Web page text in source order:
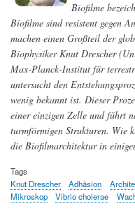
Biofilme
Biofilme sind resistent gegen
machen einen Großteil der
Biophysiker Knut Drescher
Max-Planck-Institut für
untersucht den
wenig bekannt ist. Dieser
einer einzigen Zelle und führt
turmförmigen Strukturen. Wie
die Biofilmarchitektur in
Tags
Knut Drescher
Adhäsion
Mikroskop
Vibrio cholerae